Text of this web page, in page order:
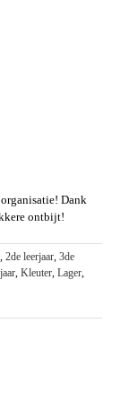
Dank
ontbijt!
, 2de leerjaar, 3de
, Kleuter, Lager,